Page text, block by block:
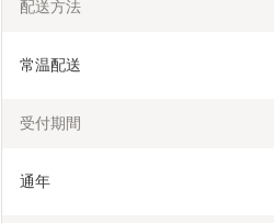
配送方法
常温配送
受付期間
通年